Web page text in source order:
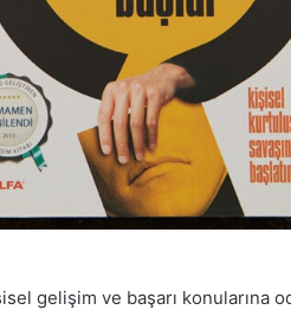
gelişim ve başarı konularına